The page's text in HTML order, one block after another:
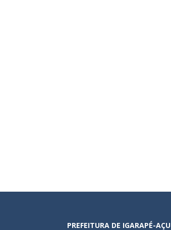
PREFEITURA DE IGARAPÉ-AÇU